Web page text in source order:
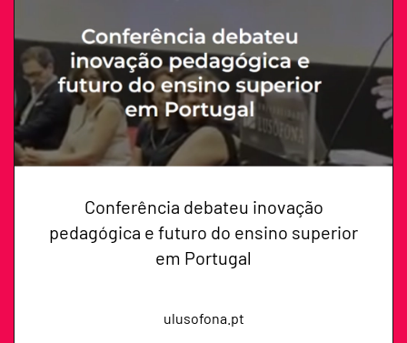
Conferência debateu inovação
pedagógica e futuro do ensino superior
em Portugal
ulusofona.pt